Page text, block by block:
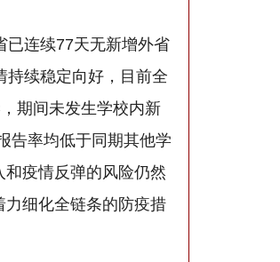
连续77天无新增外省
持续稳定向好，目前全
期间未发生学校内新
告率均低于同期其他学
疫情反弹的风险仍然
细化全链条的防疫措